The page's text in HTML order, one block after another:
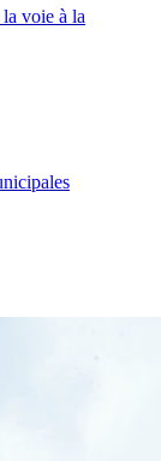
voie à la